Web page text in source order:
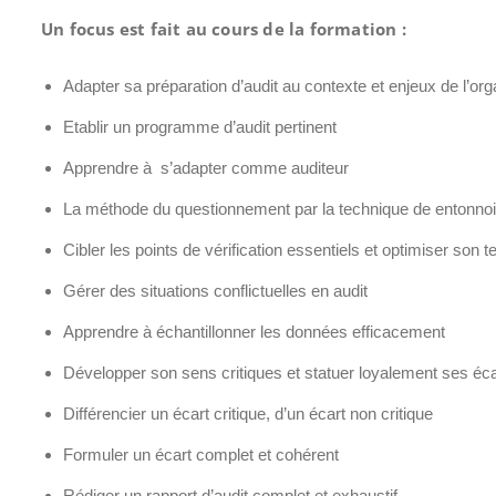
Un focus est fait au cours de la formation :
Adapter sa préparation d’audit au contexte et enjeux de
Etablir un programme d’audit pertinent
Apprendre à s’adapter comme auditeur
La méthode du questionnement par la technique de
Cibler les points de vérification essentiels et optimiser son
Gérer des situations conflictuelles en audit
Apprendre à échantillonner les données efficacement
Développer son sens critiques et statuer loyalement ses
Différencier un écart critique, d’un écart non critique
Formuler un écart complet et cohérent